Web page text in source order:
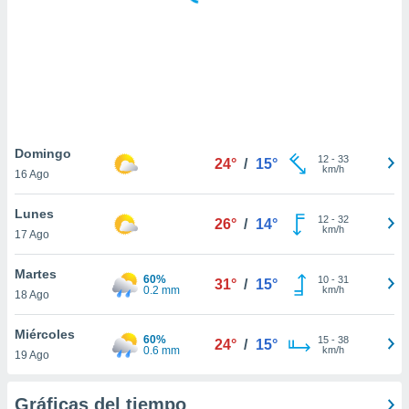
similares
como
sitio
de
traten tus
en
interés
su
Domingo
16 Ago
24° / 15° 12- 33
km/h
Lunes
17 Ago
26° / 14° 12- 32
km/h
Martes
18 Ago
60%
0.2 mm
31° / 15° 10- 31
km/h
Miércoles
19 Ago
60%
0.6 mm
24° / 15° 15- 38
km/h
Gráficas del tiempo